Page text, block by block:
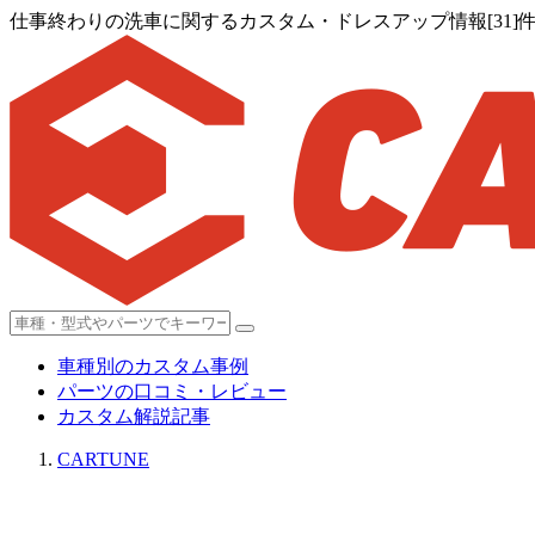
仕事終わりの洗車に関するカスタム・ドレスアップ情報[31]
車種別のカスタム事例
パーツの口コミ・レビュー
カスタム解説記事
CARTUNE